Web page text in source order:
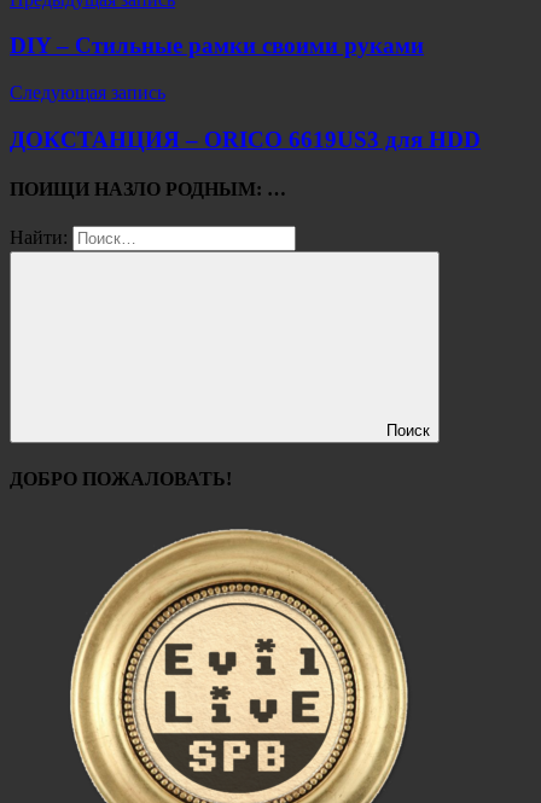
DIY – Стильные рамки своими руками
Следующая запись
ДОКСТАНЦИЯ – ORICO 6619US3 для HDD
ПОИЩИ НАЗЛО РОДНЫМ: …
Найти:
Поиск
ДОБРО ПОЖАЛОВАТЬ!